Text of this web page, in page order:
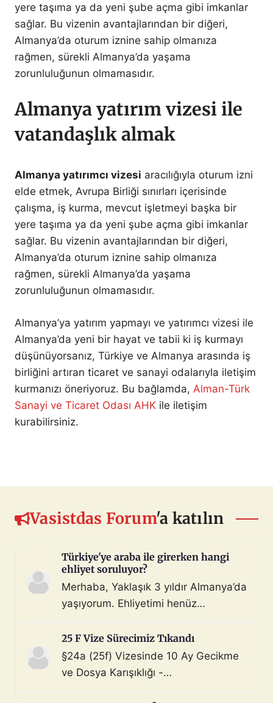
yere taşıma ya da yeni şube açma gibi imkanlar
sağlar. Bu vizenin avantajlarından bir diğeri,
Almanya’da oturum iznine sahip olmanıza
rağmen, sürekli Almanya’da yaşama
zorunluluğunun olmamasıdır.
Almanya yatırım vizesi ile
vatandaşlık almak
Almanya yatırımcı vizesi aracılığıyla oturum izni
elde etmek, Avrupa Birliği sınırları içerisinde
çalışma, iş kurma, mevcut işletmeyi başka bir
yere taşıma ya da yeni şube açma gibi imkanlar
sağlar. Bu vizenin avantajlarından bir diğeri,
Almanya’da oturum iznine sahip olmanıza
rağmen, sürekli Almanya’da yaşama
zorunluluğunun olmamasıdır.
Almanya’ya yatırım yapmayı ve yatırımcı vizesi ile
Almanya’da yeni bir hayat ve tabii ki iş kurmayı
düşünüyorsanız, Türkiye ve Almanya arasında iş
birliğini artıran ticaret ve sanayi odalarıyla iletişim
kurmanızı öneriyoruz. Bu bağlamda, Alman-Türk
Sanayi ve Ticaret Odası AHK ile iletişim
kurabilirsiniz.
Vasistdas Forum'a katılın
Türkiye'ye araba ile girerken hangi
ehliyet soruluyor?
Merhaba, Yaklaşık 3 yıldır Almanya’da
yaşıyorum. Ehliyetimi henüz
çoktan halletmem gerekiyordu ama
maalesef yapmadım). Diyelim ki bir
araç satın aldım ve gerekli tüm
25 F Vize Sürecimiz Tıkandı
§24a (25f) Vizesinde 10 Ay Gecikme
ve Dosya Karışıklığı -